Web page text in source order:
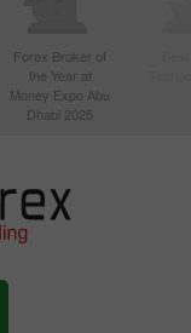
Forex Broker of
the Year at
Money Expo Abu
Dhabi 2025